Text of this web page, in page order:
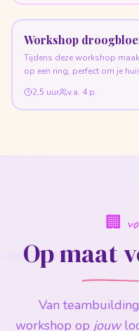
Workshop
Tijdens deze workshop
op een ring, perfect om je
2,5 uur v.a. 4p.
🏢
Op maat
Van
workshop op jouw